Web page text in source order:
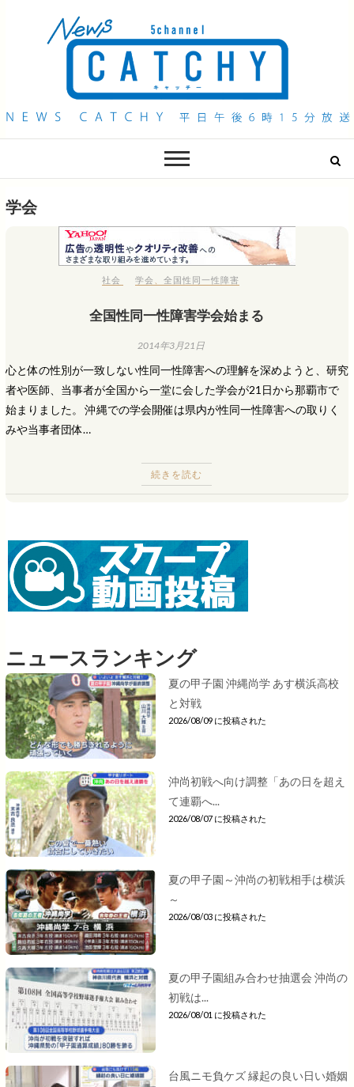
QAB NEWS Headline
学会
社会 学会 、全国性同一性障害
全国性同一性障害学会始まる
2014年3月21日
心と体の性別が一致しない性同一性障害への理解を深めようと、研究
者や医師、当事者が全国から一堂に会した学会が21日から那覇市で
始まりました。 沖縄での学会開催は県内が性同一性障害への取りく
みや当事者団体…
続きを読む
ニュースランキング
夏の甲子園 沖縄尚学 あす横浜高校
と対戦
2026/08/09 に投稿された
沖尚初戦へ向け調整「あの日を超え
て連覇へ...
2026/08/07 に投稿された
夏の甲子園～沖尚の初戦相手は横浜
～
2026/08/03 に投稿された
夏の甲子園組み合わせ抽選会 沖尚の
初戦は...
2026/08/01 に投稿された
台風ニモ負ケズ 縁起の良い日い婚姻